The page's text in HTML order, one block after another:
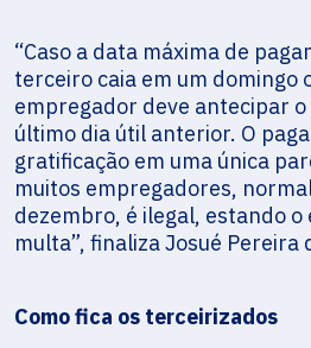
“Caso a data máxima de
terceiro caia em um domingo
empregador deve antecipar
último dia útil anterior. O
gratificação em uma única
muitos empregadores,
dezembro, é ilegal, estando
multa”, finaliza Josué Pereira
Como fica os terceirizados